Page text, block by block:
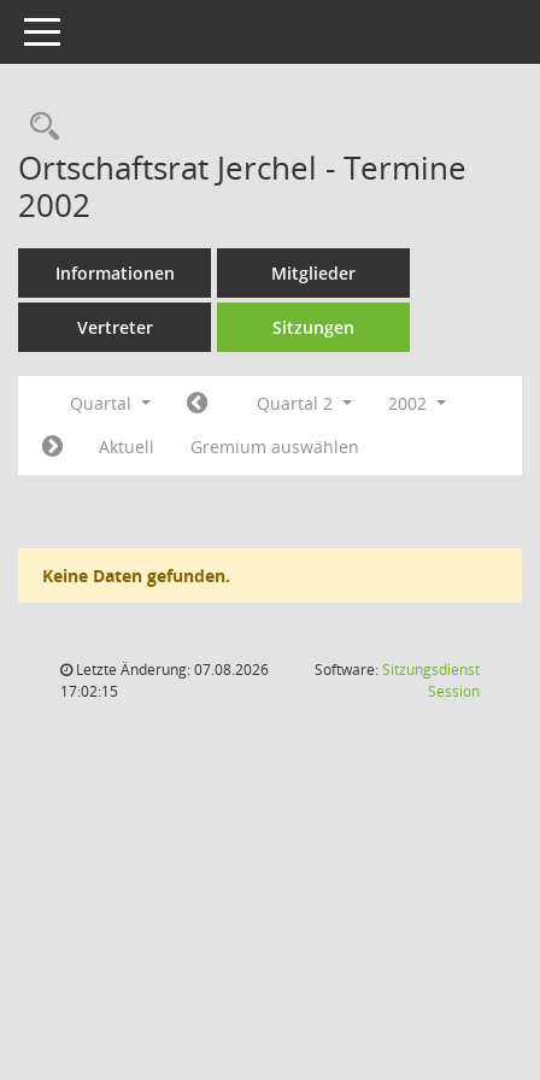
Toggle navigation
Rechercheauswahl
Ortschaftsrat Jerchel - Termine
2002
Informationen Mitglieder
Vertreter Sitzungen
Quartal Quartal 2
2002
Aktuell
Gremium auswählen
Keine Daten gefunden.
Letzte Änderung: 07.08.2026
17:02:15
Software:Sitzungsdienst
Session(Wird in